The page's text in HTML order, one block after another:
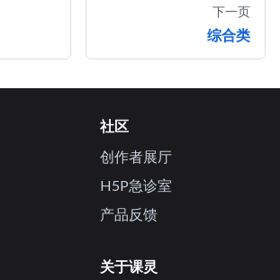
下一页
综合类
社区
创作者展厅
H5P急诊室
产品反馈
关于课灵